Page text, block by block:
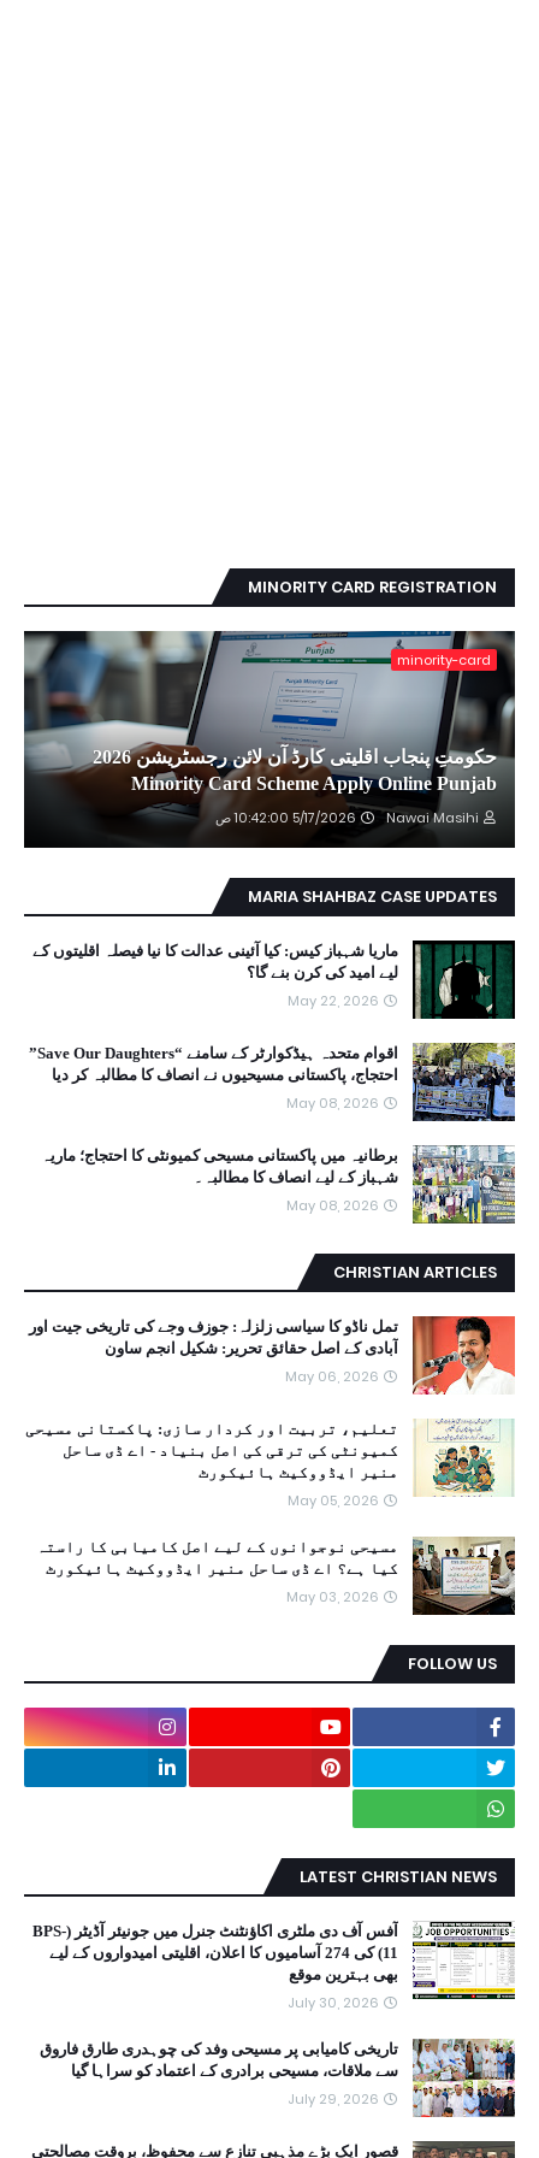
MINORITY CARD REGISTRATION
minority-card
حکومتِ پنجاب اقلیتی کارڈ آن لائن رجسٹریشن 2026
Minority Card Scheme Apply Online Punjab
Nawai Masihi 5/17/2026 10:42:00 ص
MARIA SHAHBAZ CASE UPDATES
ماریا شہباز کیس: کیا آئینی عدالت کا نیا فیصلہ اقلیتوں کے
لیے امید کی کرن بنے گا؟
May 22, 2026
اقوام متحدہ ہیڈکوارٹر کے سامنے “Save Our Daughters”
احتجاج، پاکستانی مسیحیوں نے انصاف کا مطالبہ کر دیا
May 08, 2026
برطانیہ میں پاکستانی مسیحی کمیونٹی کا احتجاج؛ ماریہ
شہباز کے لیے انصاف کا مطالبہ۔
May 08, 2026
CHRISTIAN ARTICLES
تمل ناڈو کا سیاسی زلزلہ: جوزف وجے کی تاریخی جیت اور
آبادی کے اصل حقائق تحریر: شکیل انجم ساون
May 06, 2026
تعلیم، تربیت اور کردار سازی: پاکستانی مسیحی
کمیونٹی کی ترقی کی اصل بنیاد - اے ڈی ساحل
منیر ایڈووکیٹ ہائیکورٹ
May 05, 2026
مسیحی نوجوانوں کے لیے اصل کامیابی کا راستہ
کیا ہے؟ اے ڈی ساحل منیر ایڈووکیٹ ہائیکورٹ
May 03, 2026
FOLLOW US
LATEST CHRISTIAN NEWS
آفس آف دی ملٹری اکاؤنٹنٹ جنرل میں جونیئر آڈیٹر (BPS-
11) کی 274 آسامیوں کا اعلان، اقلیتی امیدواروں کے لیے
بھی بہترین موقع
July 30, 2026
تاریخی کامیابی پر مسیحی وفد کی چوہدری طارق فاروق
سے ملاقات، مسیحی برادری کے اعتماد کو سراہا گیا
July 29, 2026
قصور ایک بڑے مذہبی تنازع سے محفوظ، بروقت مصالحتی